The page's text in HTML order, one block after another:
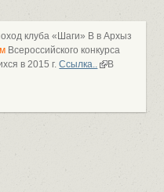
клуба «Шаги» В в Архыз
Всероссийского конкурса
в 2015 г.Ссылка.. В